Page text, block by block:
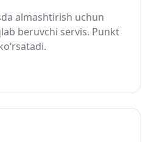
almashtirish uchun
beruvchi servis. Punkt